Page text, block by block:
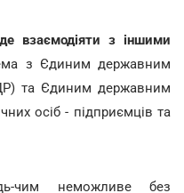
взаємодіяти з іншими
з Єдиним державним
та Єдиним державним
осіб - підприємців та
чим неможливе без